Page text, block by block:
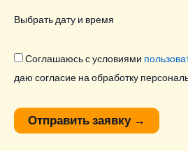
Выбрать дату и время
Соглашаюсь с условиями
даю согласие на обработку
Отправить заявку →